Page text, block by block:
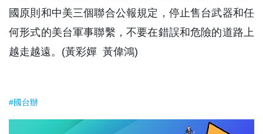
國原則和中美三個聯合公報規定，停止售台武器和任
何形式的美台軍事聯繫，不要在錯誤和危險的道路上
越走越遠。(黃彩嬋 黃偉鴻)
#國台辦